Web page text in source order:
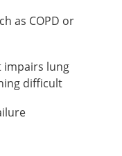
as COPD or
lung
difficult